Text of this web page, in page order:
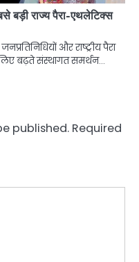
बड़ी राज्य पैरा-एथलेटिक्स
और राष्ट्रीय पैरा
बढ़ते संस्थागत समर्थन…
published. Required